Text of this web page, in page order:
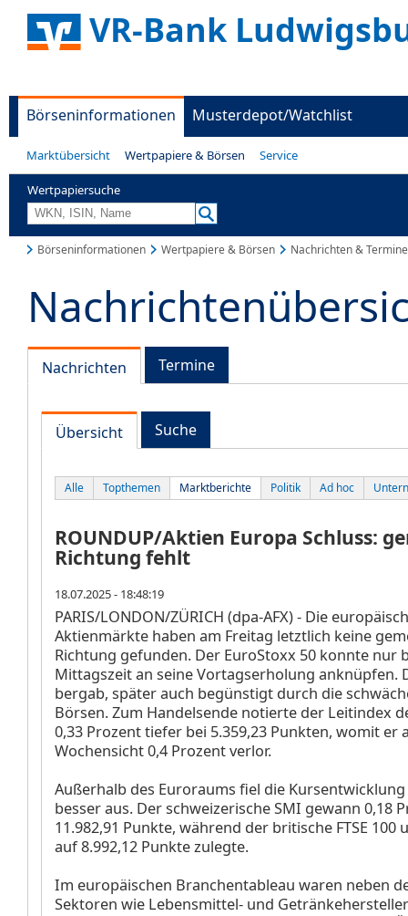
VR-Bank
Börseninformationen Musterdepot/Watchlist
Marktübersicht Wertpapiere & Börsen Service
Wertpapiersuche
Börseninformationen Wertpapiere & Börsen Nachrichten & Termine
Nachrichten Termine
Übersicht Suche
Alle Topthemen Marktberichte Politik Ad hoc
ROUNDUP/Aktien Europa Schluss:
Richtung fehlt
18.07.2025 - 18:48:19
PARIS/LONDON/ZÜRICH (dpa-AFX) - Die
Aktienmärkte haben am Freitag letztlich keine
Richtung gefunden. Der EuroStoxx 50 konnte nur
Mittagszeit an seine Vortagserholung anknüpfen.
bergab, später auch begünstigt durch die
Börsen. Zum Handelsende notierte der Leitindex
0,33 Prozent tiefer bei 5.359,23 Punkten, womit er
Wochensicht 0,4 Prozent verlor.
Außerhalb des Euroraums fiel die
besser aus. Der schweizerische SMI gewann 0,18
11.982,91 Punkte, während der britische FTSE 100
auf 8.992,12 Punkte zulegte.
Im europäischen Branchentableau waren neben
Sektoren wie Lebensmittel- und